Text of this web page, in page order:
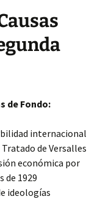
de Fondo:
internacional
de Versalles
económica por
de 1929
ideologías